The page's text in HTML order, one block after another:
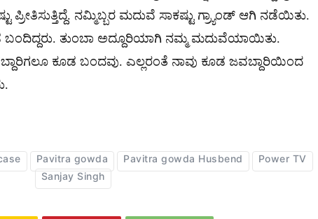
ಪ್ರೀತಿಸುತ್ತಿದ್ದೆ. ನಮ್ಮಿಬ್ಬರ ಮದುವೆ ಸಾಕಷ್ಟು ಗ್ರ್ಯಾಂಡ್​ ಆಗಿ ನಡೆಯಿತು.
ತುಂಬಾ ಅದ್ದೂರಿಯಾಗಿ ನಮ್ಮ ಮದುವೆಯಾಯಿತು.
ಕೂಡ ಬಂದವು. ಎಲ್ಲರಂತೆ ನಾವು ಕೂಡ ಜವಬ್ದಾರಿಯಿಂದ
Pavitra gowda Pavitra gowda Husbend
Power TV
Sanjay Singh